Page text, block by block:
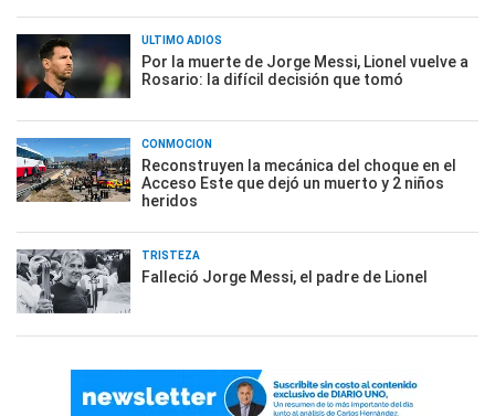
ÚLTIMO ADIÓS
Por la muerte de Jorge Messi, Lionel vuelve a
Rosario: la difícil decisión que tomó
CONMOCIÓN
Reconstruyen la mecánica del choque en el
Acceso Este que dejó un muerto y 2 niños
heridos
TRISTEZA
Falleció Jorge Messi, el padre de Lionel